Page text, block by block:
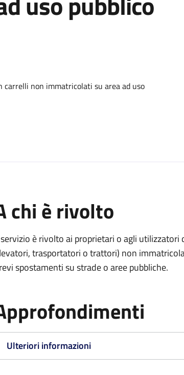
non immatricolati su area ad uso
chi è rivolto
è rivolto ai proprietari o agli
trasportatori o trattori) non
spostamenti su strade o aree pubbliche.
Ulteriori informazioni